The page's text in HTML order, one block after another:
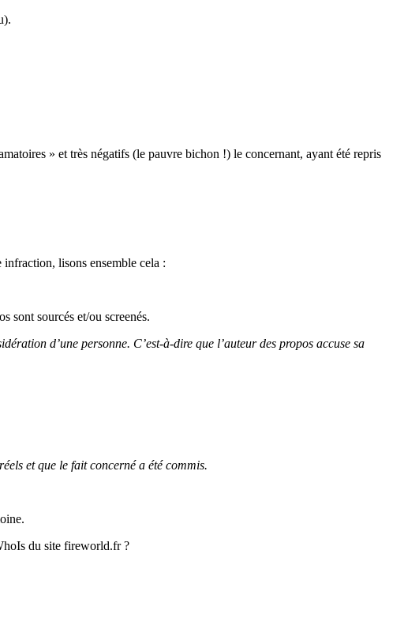
» et très négatifs (le pauvre bichon !) le concernant, ayant été repris
lisons ensemble cela :
sont sourcés et/ou screenés.
d’une personne. C’est-à-dire que l’auteur des propos accuse sa
et que le fait concerné a été commis.
du site fireworld.fr ?